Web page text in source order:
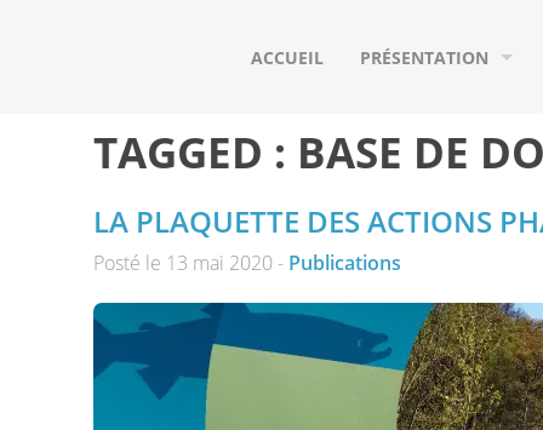
ACCUEIL PRÉSENTATION
NOS ADHÉRENTS
NOS PARTENAIRES
LE BASSIN VERSANT
LES POISSONS
TAGGED : BASE DE
LA PLAQUETTE DES ACTIONS
Posté le 13 mai 2020 - Publications